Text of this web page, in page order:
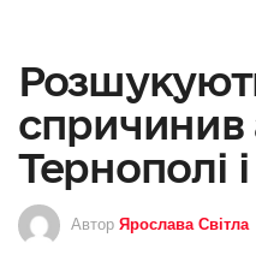
спричинив
Тернополі і
Автор Ярослава Світла